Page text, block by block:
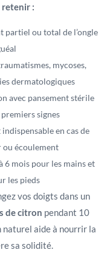
retenir :
partiel ou total de l’ongle
mycoses,
dermatologiques
avec pansement stérile
signes
en cas de
ou écoulement
6 mois pour les mains et
les pieds
vos doigts dans un
de citron pendant 10
naturel aide à nourrir la
sa solidité.